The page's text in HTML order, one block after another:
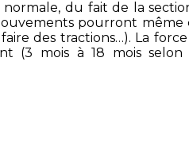
du fait de la
pourront
des tractions…). La
(3 mois à 18 mois